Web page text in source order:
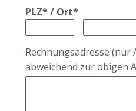
PLZ*/ Ort*
Rechnungsadresse (nur
abweichend zur obigen